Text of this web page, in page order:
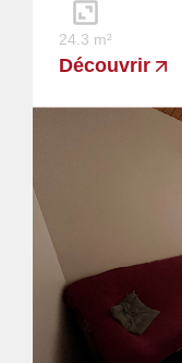
24.3 m²
Découvrir